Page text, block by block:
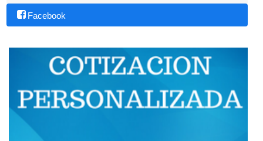
Facebook